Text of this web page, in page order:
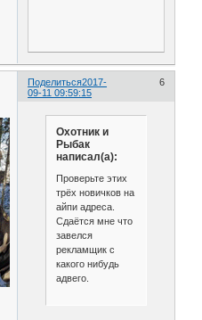
Поделиться 6
2017-
09-11 09:59:15
Охотник и
Рыбак
написал(а):
Проверьте этих
трёх новичков на
айпи адреса.
Сдаётся мне что
завелся
рекламщик с
какого нибудь
адвего.